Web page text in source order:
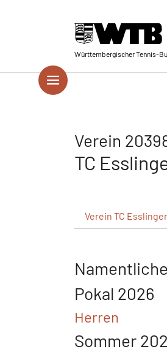
Württembergischer Tennis-
Verein
TC
Verein TC
Pokal 2026
Herren
Sommer